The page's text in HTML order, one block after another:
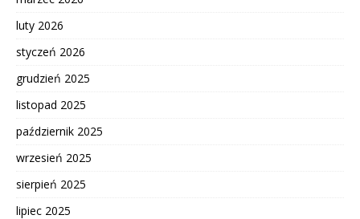
luty 2026
styczeń 2026
grudzień 2025
listopad 2025
październik 2025
wrzesień 2025
sierpień 2025
lipiec 2025